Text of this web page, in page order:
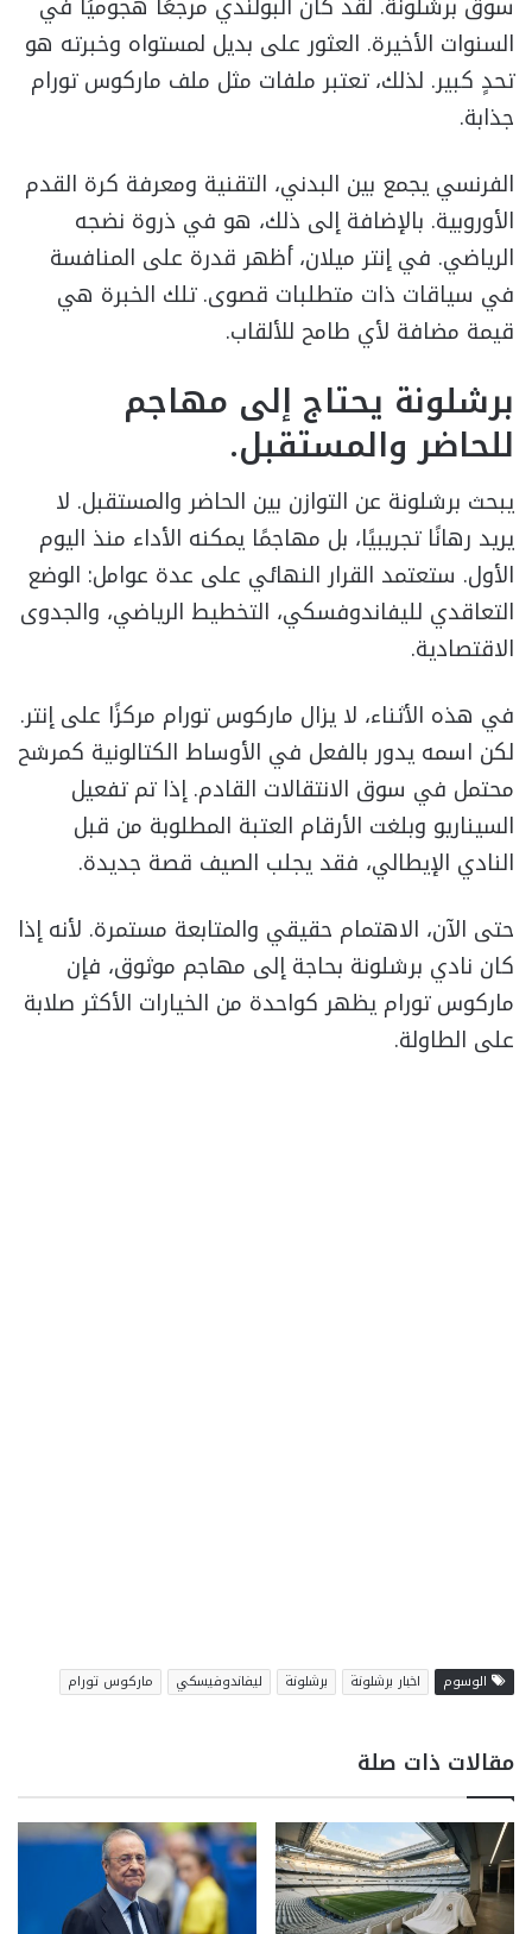
السنوات الأخيرة. العثور على بديل لمستواه وخبرته هو
تحدٍ كبير. لذلك، تعتبر ملفات مثل ملف ماركوس تورام
جذابة.
الفرنسي يجمع بين البدني، التقنية ومعرفة كرة القدم
الأوروبية. بالإضافة إلى ذلك، هو في ذروة نضجه
الرياضي. في إنتر ميلان، أظهر قدرة على المنافسة
في سياقات ذات متطلبات قصوى. تلك الخبرة هي
قيمة مضافة لأي طامح للألقاب.
برشلونة يحتاج إلى مهاجم
للحاضر والمستقبل.
يبحث برشلونة عن التوازن بين الحاضر والمستقبل. لا
يريد رهانًا تجريبيًا، بل مهاجمًا يمكنه الأداء منذ اليوم
الأول. ستعتمد القرار النهائي على عدة عوامل: الوضع
التعاقدي لليفاندوفسكي، التخطيط الرياضي، والجدوى
الاقتصادية.
في هذه الأثناء، لا يزال ماركوس تورام مركزًا على إنتر.
لكن اسمه يدور بالفعل في الأوساط الكتالونية كمرشح
محتمل في سوق الانتقالات القادم. إذا تم تفعيل
السيناريو وبلغت الأرقام العتبة المطلوبة من قبل
النادي الإيطالي، فقد يجلب الصيف قصة جديدة.
حتى الآن، الاهتمام حقيقي والمتابعة مستمرة. لأنه إذا
كان نادي برشلونة بحاجة إلى مهاجم موثوق، فإن
ماركوس تورام يظهر كواحدة من الخيارات الأكثر صلابة
على الطاولة.
الوسوم اخبار برشلونة برشلونة ليفاندوفيسكي ماركوس تورام
مقالات ذات صلة